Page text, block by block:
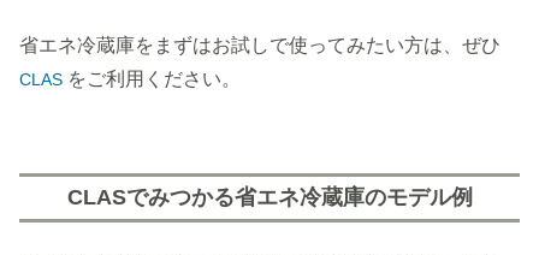
省エネ冷蔵庫をまずはお試しで使ってみたい方は、ぜひ
CLAS をご利用ください。
CLASでみつかる省エネ冷蔵庫のモデル例